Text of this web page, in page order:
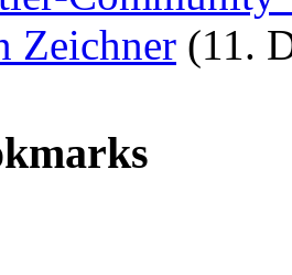
Zeichner (11.